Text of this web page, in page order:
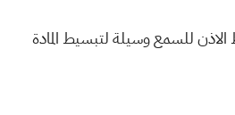
للسمع وسيلة لتبسيط المادة